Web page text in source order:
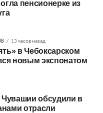
пенсионерке из
13 часов назад
в Чебоксарском
новым экспонатом
Чувашии обсудили в
отрасли